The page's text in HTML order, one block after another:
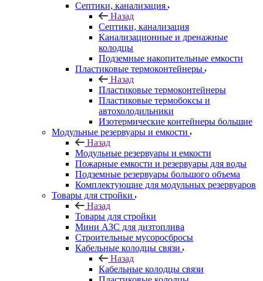
Септики, канализация
Назад
Септики, канализация
Канализационные и дренажные
колодцы
Подземные накопительные емкости
Пластиковые термоконтейнеры
Назад
Пластиковые термоконтейнеры
Пластиковые термобоксы и
автохолодильники
Изотермические контейнеры большие
Модульные резервуары и емкости
Назад
Модульные резервуары и емкости
Пожарные емкости и резервуары для воды
Подземные резервуары большого объема
Комплектующие для модульных резервуаров
Товары для стройки
Назад
Товары для стройки
Мини АЗС для дизтоплива
Строительные мусоросбросы
Кабельные колодцы связи
Назад
Кабельные колодцы связи